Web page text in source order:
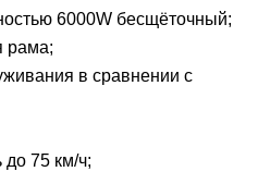
6000W бесщёточный;
рама;
в сравнении с
75 км/ч;